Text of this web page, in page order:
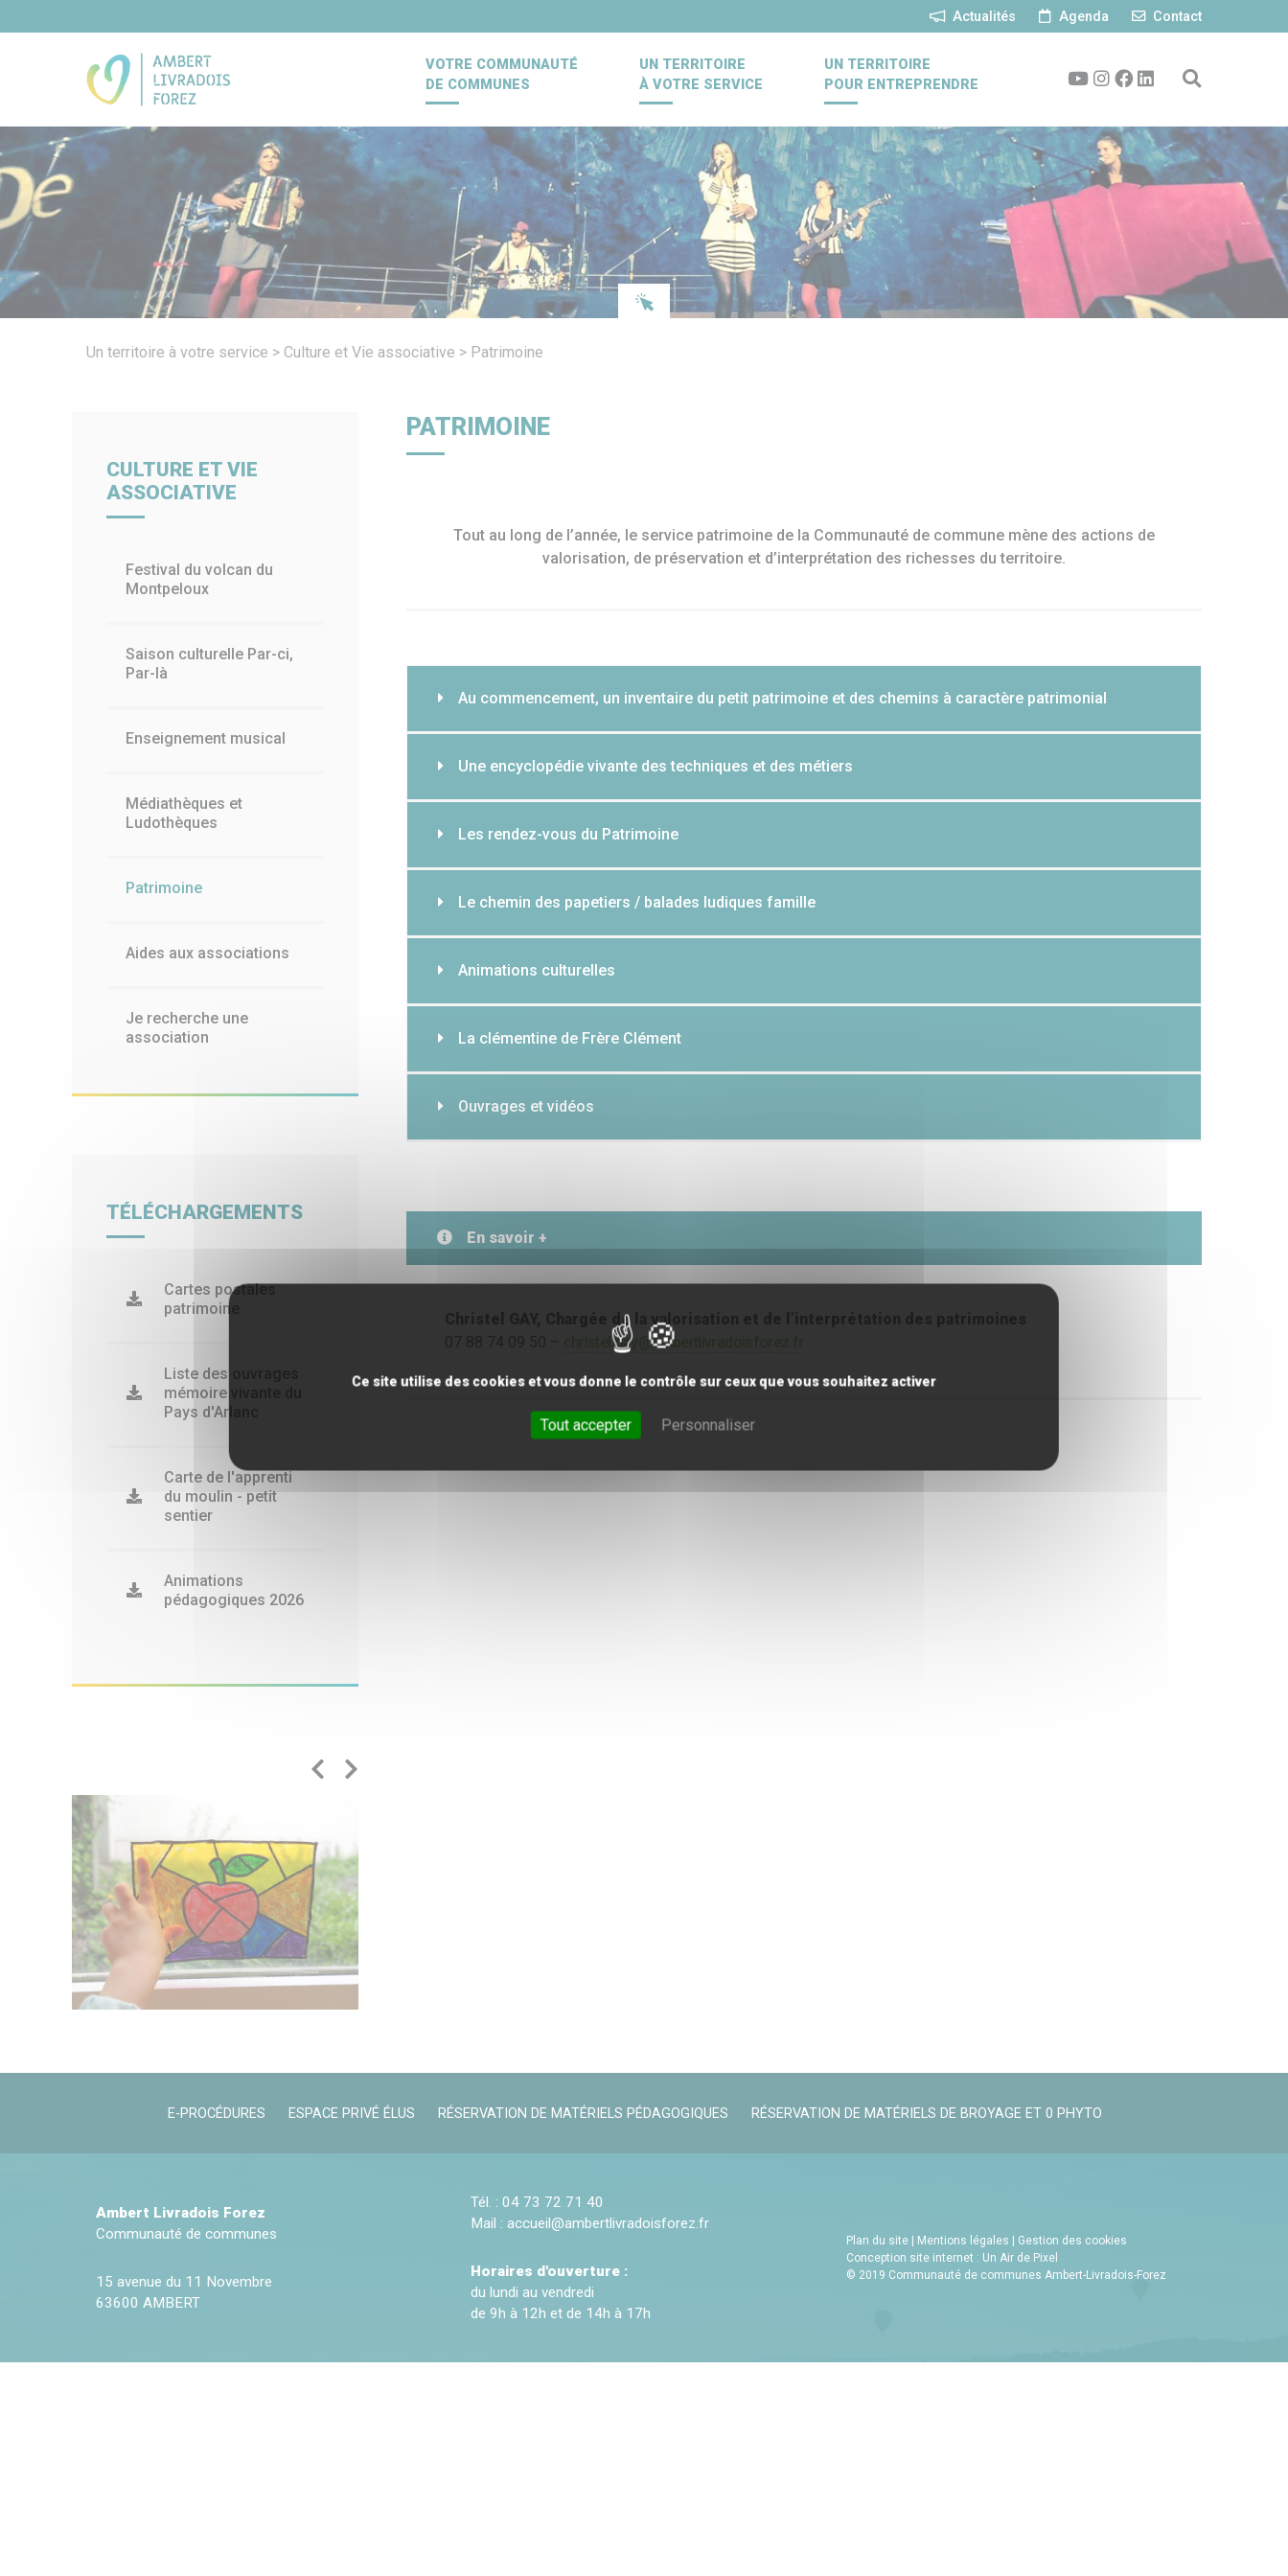
Actualités Agenda Contact
VOTRE COMMUNAUTÉ
DE COMMUNES
UN TERRITOIRE
À VOTRE SERVICE
UN TERRITOIRE
POUR ENTREPRENDRE
Piscine Déchets
Un territoire à votre service > Culture et Vie associative > Patrimoine
PATRIMOINE
Tout au long de l’année, le service patrimoine de la Communauté de commune mène des actions de
valorisation, de préservation et d’interprétation des richesses du territoire.
Au commencement, un inventaire du petit patrimoine et des chemins à caractère patrimonial
Une encyclopédie vivante des techniques et des métiers
Les rendez-vous du Patrimoine
Le chemin des papetiers / balades ludiques famille
Animations culturelles
La clémentine de Frère Clément
Ouvrages et vidéos
En savoir +
Christel GAY, Chargée de la valorisation et de l’interprétation des patrimoines
christel.gay@ambertlivradoisforez.fr
TÉLÉCHARGEMENTS
Cartes postales
patrimoine
Liste des ouvrages
mémoire vivante du
Pays d'Arlanc
Carte de l'apprenti
du moulin - petit
sentier
Animations
pédagogiques 2026
CULTURE ET VIE
ASSOCIATIVE
Festival du volcan du
Montpeloux
Saison culturelle Par-ci,
Par-là
Enseignement musical
Médiathèques et
Ludothèques
Patrimoine
Aides aux associations
Je recherche une
association
E-PROCÉDURES ESPACE PRIVÉ ÉLUS RÉSERVATION DE MATÉRIELS PÉDAGOGIQUES RÉSERVATION DE MATÉRIELS DE BROYAGE ET 0 PHYTO
Ambert Livradois Forez
Communauté de communes
15 avenue du 11 Novembre
63600 AMBERT
Tél. : 04 73 72 71 40
Mail :accueil@ambertlivradoisforez.fr
Horaires d'ouverture :
du lundi au vendredi
de 9h à 12h et de 14h à 17h
Plan du site| Mentions légales
Gestion des cookies
Conception site internet : Un Air de Pixel
© 2019 Communauté de communes Ambert-Livradois-Forez
Ce site utilise des cookies et vous donne le contrôle sur ceux que vous souhaitez activer
Tout accepter Personnaliser